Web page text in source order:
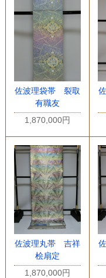
佐波理袋帯 裂取
有職友
1,870,000円
佐波理丸帯 吉祥
桧扇定
1,870,000円